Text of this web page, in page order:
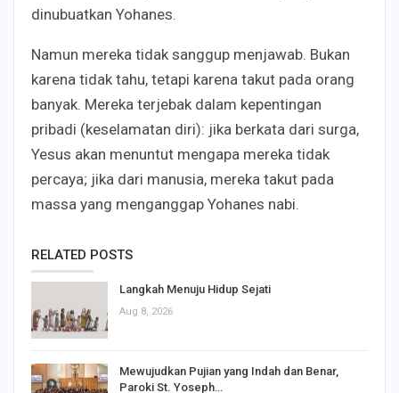
dinubuatkan Yohanes.
Namun mereka tidak sanggup menjawab. Bukan
karena tidak tahu, tetapi karena takut pada orang
banyak. Mereka terjebak dalam kepentingan
pribadi (keselamatan diri): jika berkata dari surga,
Yesus akan menuntut mengapa mereka tidak
percaya; jika dari manusia, mereka takut pada
massa yang menganggap Yohanes nabi.
RELATED POSTS
Langkah Menuju Hidup Sejati
Aug 8, 2026
Mewujudkan Pujian yang Indah dan Benar,
Paroki St. Yoseph…